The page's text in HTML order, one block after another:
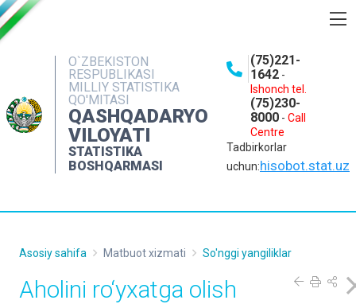
O`ZBEKISTON
RESPUBLIKASI
MILLIY STATISTIKA
QO'MITASI
QASHQADARYO
VILOYATI
STATISTIKA
BOSHQARMASI
(75)221-
1642 -
Ishonch tel.
(75)230-
8000 - Call
Centre
Tadbirkorlar
uchun:hisobot.stat.uz
OCHIQ MA'LUMOTLAR
NASHRLAR
INTERAKTIV XIZMATLAR
MATBUOT XIZMATI
KONTAKTLAR
Asosiy sahifa Matbuot xizmati So'nggi yangiliklar
Aholini ro‘yxatga olish